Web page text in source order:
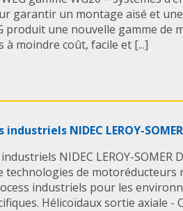
garantir un montage aisé et
produit une nouvelle gamme de
à moindre coût, facile et [...]
NIDEC LEROY-SOMER
NIDEC LEROY-SOMER
technologies de motoréducteurs
industriels pour les
Hélicoïdaux sortie axiale -